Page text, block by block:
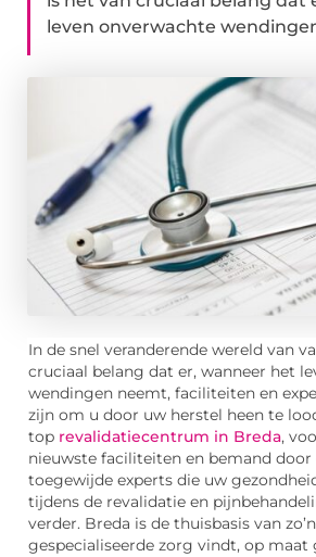
leven onverwachte
In de snel veranderende wereld van
cruciaal belang dat er, wanneer het
wendingen neemt, faciliteiten en
zijn om u door uw herstel heen te
top revalidatiecentrum in Breda,
nieuwste faciliteiten en bemand door
toegewijde experts die uw
tijdens de revalidatie en
verder. Breda is de thuisbasis van
gespecialiseerde zorg vindt, op